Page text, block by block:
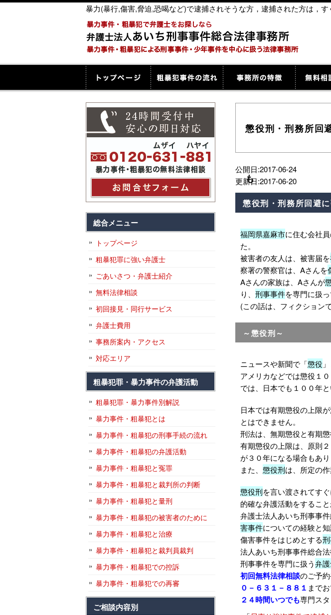
暴力(暴行,傷害,脅迫,恐喝など)で逮捕されそうな方，逮捕された方は，
懲役刑・刑務所回
も
公開日:2017-06-24
更新日:2017-06-20
懲役刑・刑務所回避
福岡県嘉麻市に住む会社
た。
被害者の友人は、被害届を
察署の警察官は、Aさんを
Aさんの家族は、Aさんが
り、 刑事事件を専門に扱
(この話は、フィクション
～懲役刑～
ニュースや新聞で「懲役
アメリカなどでは懲役１
では、日本でも１００年と
日本では有期懲役の上限
とはできません。
刑法は、無期懲役と有期
有期懲役の上限は、原則
が３０年になる場合もあり
また、 懲役刑は、所定の
懲役刑を言い渡されてすぐ
的確な弁護活動をすること
弁護士法人あいち刑事事件
害事件についての経験と
傷害事件をはじめとする
法人あいち刑事事件総合
刑事事件を専門に扱う弁
初回無料法律相談のご予約
０－６３１－８８１ まで
２４時間いつでも専門ス
総合メニュー
トップページ
粗暴犯罪に強い弁護士
ごあいさつ・弁護士紹介
無料法律相談
初回接見・同行サービス
弁護士費用
事務所案内・アクセス
対応エリア
粗暴犯罪・暴力事件の弁護活動
粗暴犯罪・暴力事件別解説
暴力事件・粗暴犯とは
暴力事件・粗暴犯の刑事手続の流れ
暴力事件・粗暴犯の弁護活動
暴力事件・粗暴犯と冤罪
暴力事件・粗暴犯と裁判所の判断
暴力事件・粗暴犯と量刑
暴力事件・粗暴犯の被害者のために
暴力事件・粗暴犯と治療
暴力事件・粗暴犯と裁判員裁判
暴力事件・粗暴犯での控訴
暴力事件・粗暴犯での再審
ご相談内容別